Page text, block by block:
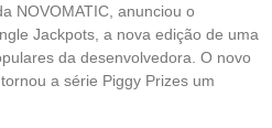
NOVOMATIC, anunciou o
Jackpots, a nova edição de uma
da desenvolvedora. O novo
a série Piggy Prizes um